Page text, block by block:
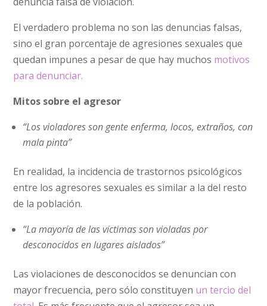
El verdadero problema no son las denuncias falsas,
sino el gran porcentaje de agresiones sexuales que
quedan impunes a pesar de que hay muchos motivos
para denunciar.
Mitos sobre el agresor
“Los violadores son gente enferma, locos, extraños, con
mala pinta”
En realidad, la incidencia de trastornos psicológicos
entre los agresores sexuales es similar a la del resto
de la población.
“La mayoría de las víctimas son violadas por
desconocidos en lugares aislados”
Las violaciones de desconocidos se denuncian con
mayor frecuencia, pero sólo constituyen un tercio del